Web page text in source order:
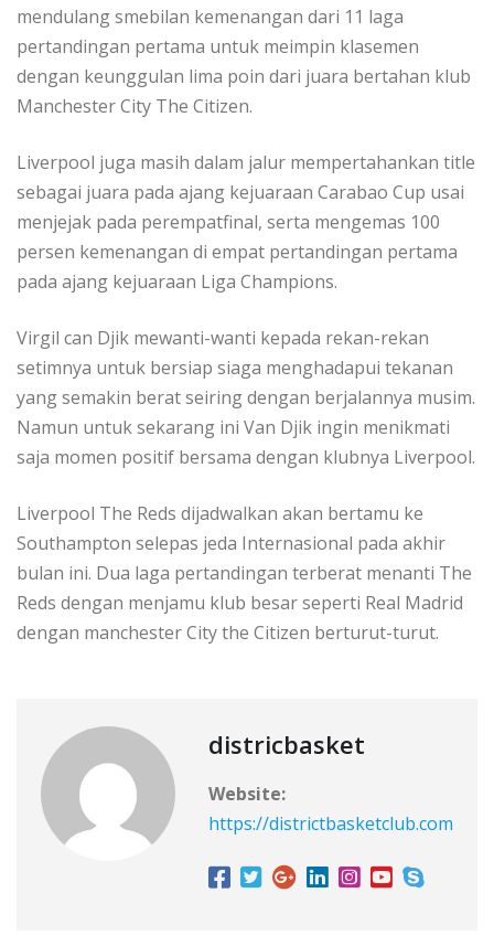
mendulang smebilan kemenangan dari 11 laga
pertandingan pertama untuk meimpin klasemen
dengan keunggulan lima poin dari juara bertahan klub
Manchester City The Citizen.
Liverpool juga masih dalam jalur mempertahankan title
sebagai juara pada ajang kejuaraan Carabao Cup usai
menjejak pada perempatfinal, serta mengemas 100
persen kemenangan di empat pertandingan pertama
pada ajang kejuaraan Liga Champions.
Virgil can Djik mewanti-wanti kepada rekan-rekan
setimnya untuk bersiap siaga menghadapui tekanan
yang semakin berat seiring dengan berjalannya musim.
Namun untuk sekarang ini Van Djik ingin menikmati
saja momen positif bersama dengan klubnya Liverpool.
Liverpool The Reds dijadwalkan akan bertamu ke
Southampton selepas jeda Internasional pada akhir
bulan ini. Dua laga pertandingan terberat menanti The
Reds dengan menjamu klub besar seperti Real Madrid
dengan manchester City the Citizen berturut-turut.
districbasket
Website:
https://districtbasketclub.com